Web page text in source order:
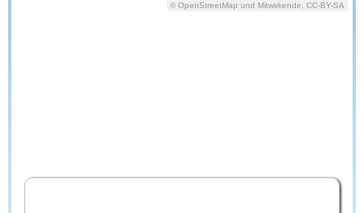
© OpenStreetMap und Mitwirkende, CC-BY-SA